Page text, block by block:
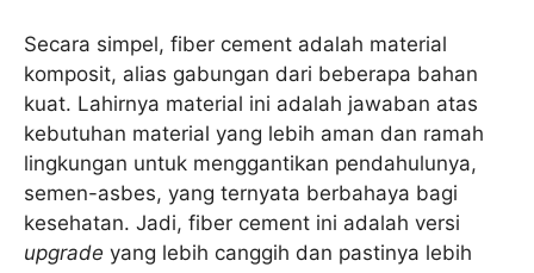
Secara simpel, fiber cement adalah material
komposit, alias gabungan dari beberapa bahan
kuat. Lahirnya material ini adalah jawaban atas
kebutuhan material yang lebih aman dan ramah
lingkungan untuk menggantikan pendahulunya,
semen-asbes, yang ternyata berbahaya bagi
kesehatan. Jadi, fiber cement ini adalah versi
upgrade yang lebih canggih dan pastinya lebih